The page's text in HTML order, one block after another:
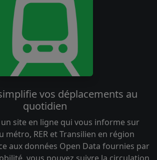
vos déplacements au
quotidien
site en ligne qui vous informe sur
métro, RER et Transilien en région
aux données Open Data fournies par